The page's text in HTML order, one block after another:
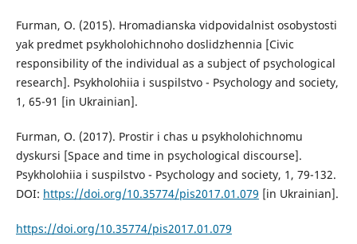
Furman, O. (2015). Hromadianska vidpovidalnist osobystosti
yak predmet psykholohichnoho doslidzhennia [Civic
responsibility of the individual as a subject of psychological
research]. Psykholohiia i suspilstvo - Psychology and society,
1, 65-91 [in Ukrainian].
Furman, O. (2017). Prostir i chas u psykholohichnomu
dyskursi [Space and time in psychological discourse].
Psykholohiia i suspilstvo - Psychology and society, 1, 79-132.
DOI: https://doi.org/10.35774/pis2017.01.079 [in Ukrainian].
https://doi.org/10.35774/pis2017.01.079